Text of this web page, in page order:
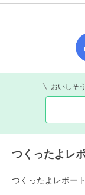
おいしそ
つくったよレ
つくったよレポー